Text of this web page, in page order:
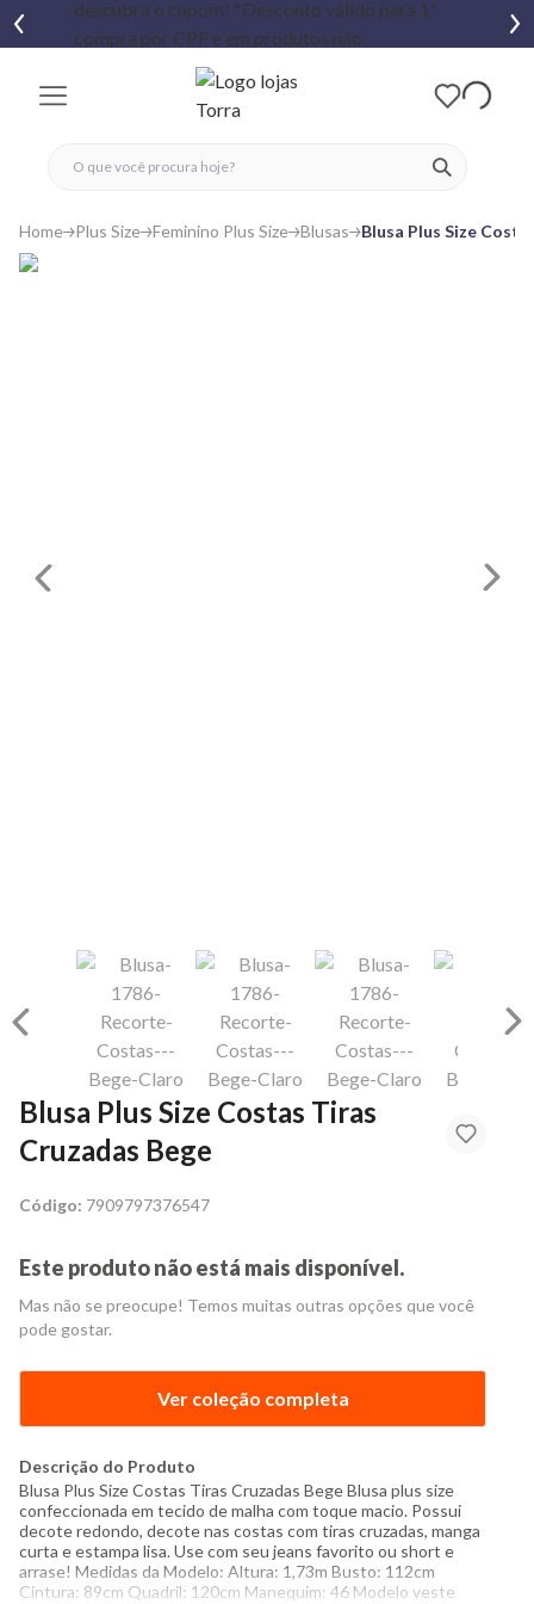
ver
fechar menu
fechar menu
favoritos
Home Plus Size Feminino Plus Size Blusas Blusa Plus Size
Blusa Plus Size Costas Tiras
Cruzadas Bege
Código: 7909797376547
Este produto não está mais disponível.
Mas não se preocupe! Temos muitas outras opções que você
pode gostar.
Ver coleção completa
Descrição do Produto
Blusa Plus Size Costas Tiras Cruzadas Bege Blusa plus size
confeccionada em tecido de malha com toque macio. Possui
decote redondo, decote nas costas com tiras cruzadas, manga
curta e estampa lisa. Use com seu jeans favorito ou short e
arrase! Medidas da Modelo: Altura: 1,73m Busto: 112cm
Cintura: 89cm Quadril: 120cm Manequim: 46 Modelo veste